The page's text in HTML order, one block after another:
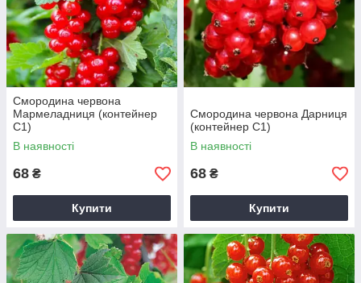
Смородина червона
Мармеладниця (контейнер
С1)
В наявності
68 ₴
Купити
Смородина червона Дарниця
(контейнер С1)
В наявності
68 ₴
Купити